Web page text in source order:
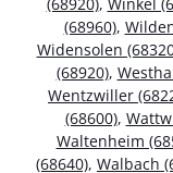
(68960),
Widensolen
(68920),
Wentzwiller
(68600),
Waltenheim
(68640), Walbach